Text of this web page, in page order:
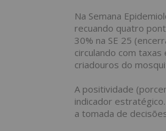
Na Semana
recuando quatro
30% na SE 25
circulando com
criadouros do
A positividade
indicador
a tomada de